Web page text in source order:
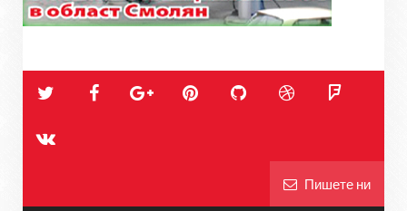
Пишете ни